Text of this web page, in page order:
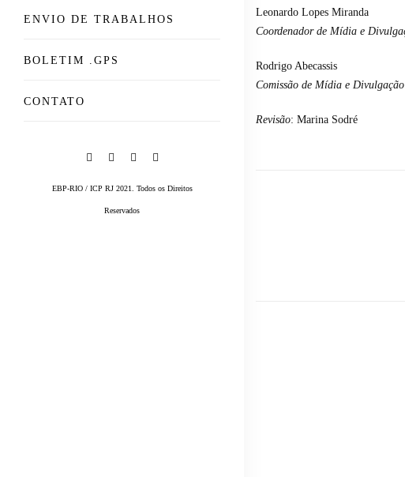
ENVIO DE TRABALHOS
BOLETIM .GPS
CONTATO
EBP-RIO / ICP RJ 2021. Todos os Direitos
Reservados
Leonardo Lopes Miranda
Coordenador de Mídia e
Rodrigo Abecassis
Comissão de Mídia e Divulgação
Revisão: Marina Sodré